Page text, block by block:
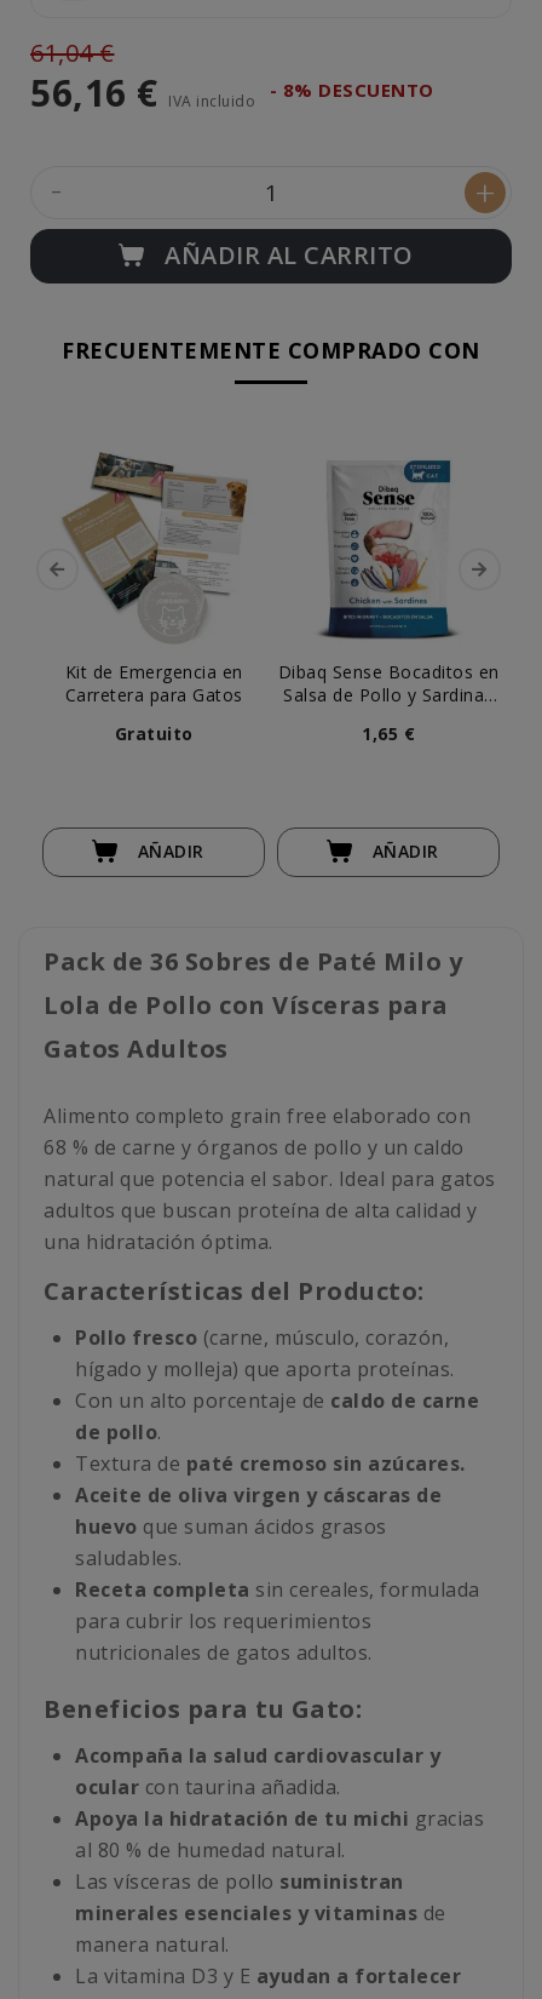
61,04 €
56,16 € IVA incluido - 8% DESCUENTO
- +
AÑADIR AL CARRITO
FRECUENTEMENTE COMPRADO CON
Kit de Emergencia en
Carretera para Gatos
Gratuito
AÑADIR
Dibaq Sense Bocaditos en
Salsa de Pollo y Sardinas
1,65 €
AÑADIR
Pack de 36 Sobres de Paté Milo y
Lola de Pollo con Vísceras para
Gatos Adultos
Alimento completo grain free elaborado con
68 % de carne y órganos de pollo y un caldo
natural que potencia el sabor. Ideal para gatos
adultos que buscan proteína de alta calidad y
una hidratación óptima.
Características del Producto:
Pollo fresco (carne, músculo, corazón,
hígado y molleja) que aporta proteínas.
Con un alto porcentaje de caldo de carne
de pollo.
Textura de paté cremoso sin azúcares.
Aceite de oliva virgen y cáscaras de
huevo que suman ácidos grasos
saludables.
Receta completa sin cereales, formulada
para cubrir los requerimientos
nutricionales de gatos adultos.
Beneficios para tu Gato:
Acompaña la salud cardiovascular y
ocular con taurina añadida.
Apoya la hidratación de tu michi gracias
al 80 % de humedad natural.
Las vísceras de pollo suministran
minerales esenciales y vitaminas de
manera natural.
La vitamina D3 y E ayudan a fortalecer